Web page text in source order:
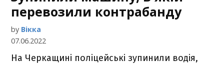
перевозили контрабанду
by Вікка
07.06.2022
На Черкащині поліцейські зупинили водія,